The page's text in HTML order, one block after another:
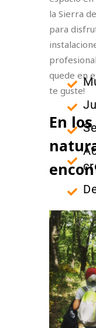
la Sierra
para
quede en
te guste!
En